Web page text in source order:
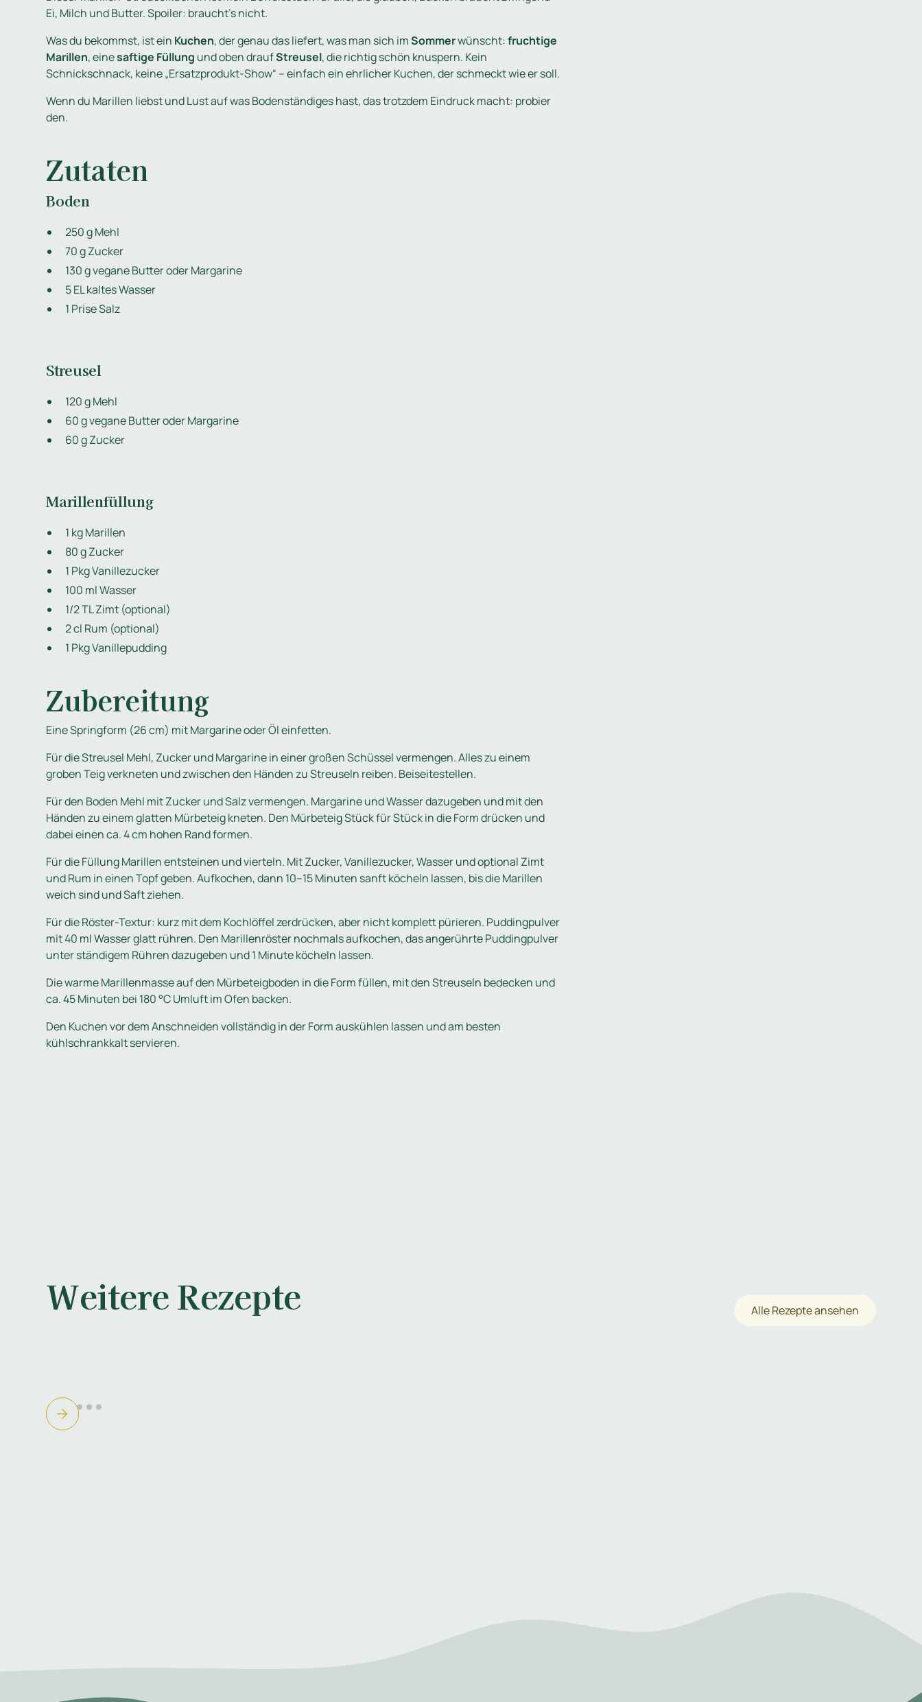
Ei, Milch und Butter. Spoiler: braucht’s nicht.
Was du bekommst, ist ein Kuchen, der genau das liefert, was man sich imSommerwünscht:fruchtige
Marillen, einesaftige Füllung und oben draufStreusel, die richtig schön knuspern. Kein
Schnickschnack, keine „Ersatzprodukt-Show“ – einfach ein ehrlicher Kuchen, der schmeckt wie er soll.
Wenn du Marillen liebst und Lust auf was Bodenständiges hast, das trotzdem Eindruck macht: probier
den.
Zutaten
Boden
250 g Mehl
70 g Zucker
130 g vegane Butter oder Margarine
5 EL kaltes Wasser
1 Prise Salz
Streusel
120 g Mehl
60 g vegane Butter oder Margarine
60 g Zucker
Marillenfüllung
1 kg Marillen
80 g Zucker
1 Pkg Vanillezucker
100 ml Wasser
1/2 TL Zimt (optional)
2 cl Rum (optional)
1 Pkg Vanillepudding
Zubereitung
Eine Springform (26 cm) mit Margarine oder Öl einfetten.
Für die Streusel Mehl, Zucker und Margarine in einer großen Schüssel vermengen. Alles zu einem
groben Teig verkneten und zwischen den Händen zu Streuseln reiben. Beiseitestellen.
Für den Boden Mehl mit Zucker und Salz vermengen. Margarine und Wasser dazugeben und mit den
Händen zu einem glatten Mürbeteig kneten. Den Mürbeteig Stück für Stück in die Form drücken und
dabei einen ca. 4 cm hohen Rand formen.
Für die Füllung Marillen entsteinen und vierteln. Mit Zucker, Vanillezucker, Wasser und optional Zimt
und Rum in einen Topf geben. Aufkochen, dann 10–15 Minuten sanft köcheln lassen, bis die Marillen
weich sind und Saft ziehen.
Für die Röster-Textur: kurz mit dem Kochlöffel zerdrücken, aber nicht komplett pürieren. Puddingpulver
mit 40 ml Wasser glatt rühren. Den Marillenröster nochmals aufkochen, das angerührte Puddingpulver
unter ständigem Rühren dazugeben und 1 Minute köcheln lassen.
Die warme Marillenmasse auf den Mürbeteigboden in die Form füllen, mit den Streuseln bedecken und
ca. 45 Minuten bei 180 °C Umluft im Ofen backen.
Den Kuchen vor dem Anschneiden vollständig in der Form auskühlen lassen und am besten
kühlschrankkalt servieren.
Weitere Rezepte Alle Rezepte ansehen